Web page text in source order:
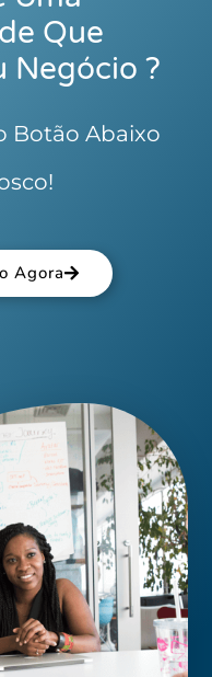
Que
Negócio ?
Botão Abaixo
Agora